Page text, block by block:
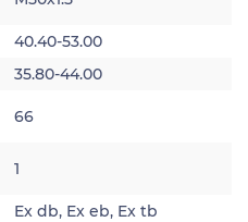
40.40-53.00
35.80-44.00
66
1
Ex db, Ex eb, Ex tb